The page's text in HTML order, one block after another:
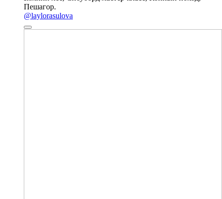
Пешагор.
@laylorasulova